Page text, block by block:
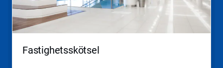
Nästa
Föregående
för
navigera,Fastighetsskötsel